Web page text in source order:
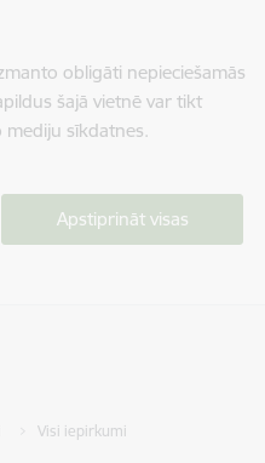
obligāti nepieciešamās
šajā vietnē var tikt
mediju sīkdatnes.
Apstiprināt visas
Visi iepirkumi